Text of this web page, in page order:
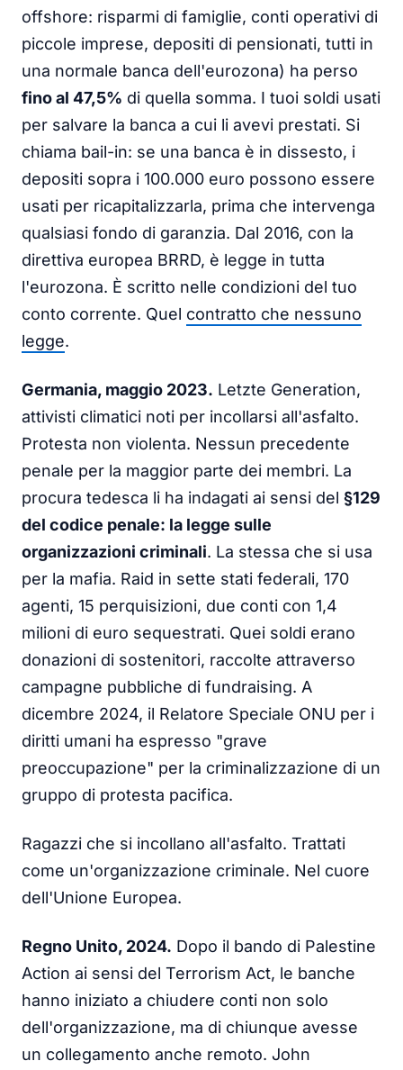
offshore: risparmi di famiglie, conti operativi di
piccole imprese, depositi di pensionati, tutti in
una normale banca dell'eurozona) ha perso
fino al 47,5% di quella somma. I tuoi soldi usati
per salvare la banca a cui li avevi prestati. Si
chiama bail-in: se una banca è in dissesto, i
depositi sopra i 100.000 euro possono essere
usati per ricapitalizzarla, prima che intervenga
qualsiasi fondo di garanzia. Dal 2016, con la
direttiva europea BRRD, è legge in tutta
l'eurozona. È scritto nelle condizioni del tuo
conto corrente. Quel contratto che nessuno
legge.
Germania, maggio 2023. Letzte Generation,
attivisti climatici noti per incollarsi all'asfalto.
Protesta non violenta. Nessun precedente
penale per la maggior parte dei membri. La
procura tedesca li ha indagati ai sensi del §129
del codice penale: la legge sulle
organizzazioni criminali. La stessa che si usa
per la mafia. Raid in sette stati federali, 170
agenti, 15 perquisizioni, due conti con 1,4
milioni di euro sequestrati. Quei soldi erano
donazioni di sostenitori, raccolte attraverso
campagne pubbliche di fundraising. A
dicembre 2024, il Relatore Speciale ONU per i
diritti umani ha espresso "grave
preoccupazione" per la criminalizzazione di un
gruppo di protesta pacifica.
Ragazzi che si incollano all'asfalto. Trattati
come un'organizzazione criminale. Nel cuore
dell'Unione Europea.
Regno Unito, 2024. Dopo il bando di Palestine
Action ai sensi del Terrorism Act, le banche
hanno iniziato a chiudere conti non solo
dell'organizzazione, ma di chiunque avesse
un collegamento anche remoto. John